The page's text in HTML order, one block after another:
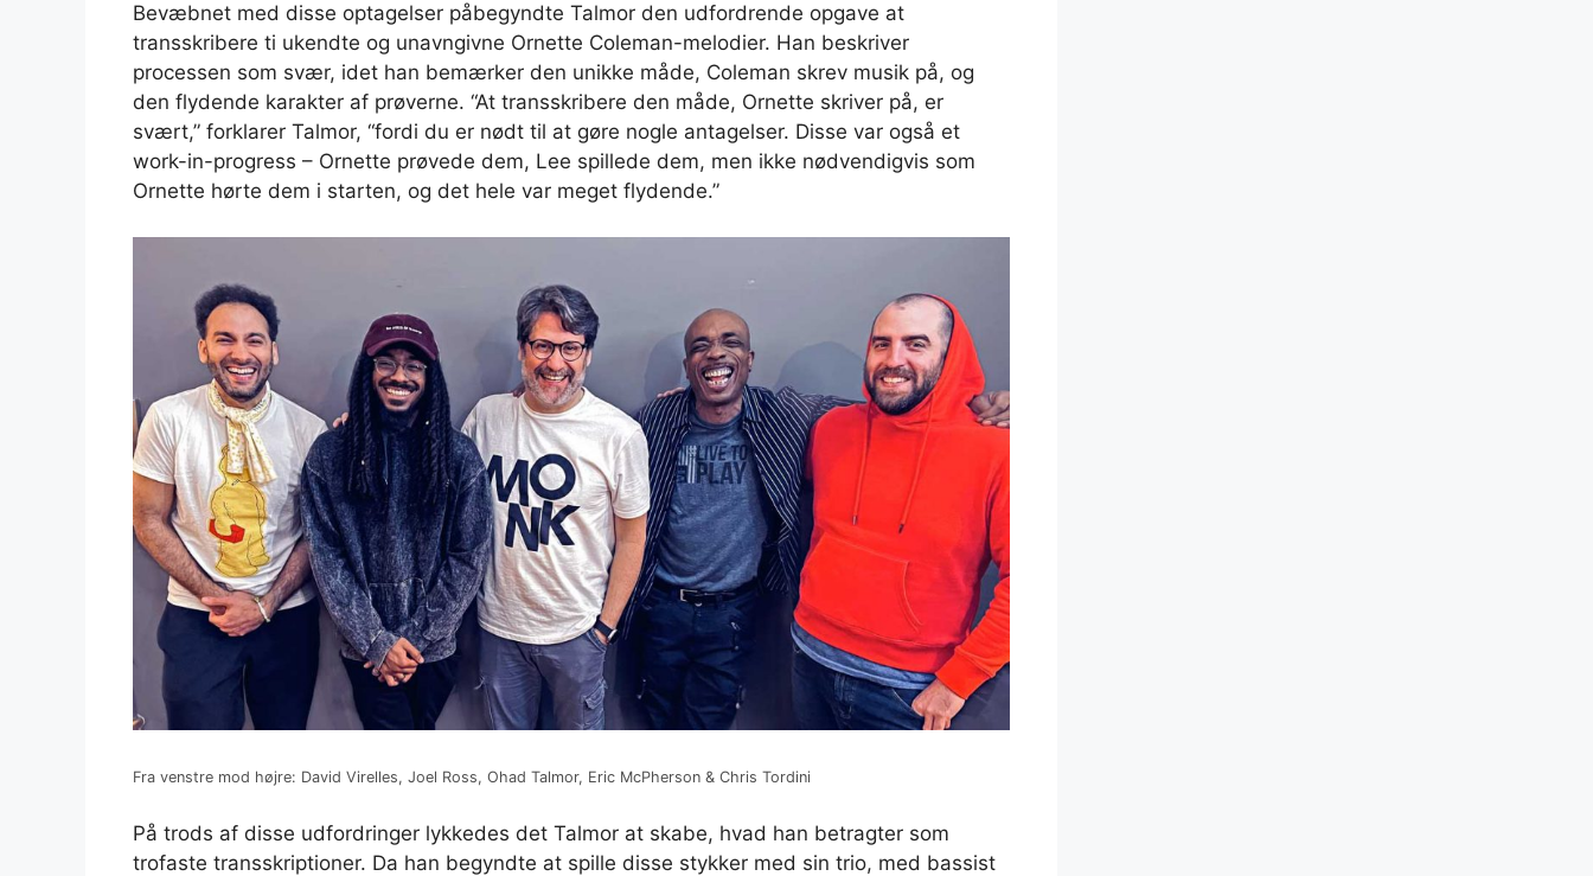
Bevæbnet med disse optagelser påbegyndte Talmor den udfordrende opgave at
transskribere ti ukendte og unavngivne Ornette Coleman-melodier. Han beskriver
processen som svær, idet han bemærker den unikke måde, Coleman skrev musik på, og
den flydende karakter af prøverne. “At transskribere den måde, Ornette skriver på, er
svært,” forklarer Talmor, “fordi du er nødt til at gøre nogle antagelser. Disse var også et
work-in-progress – Ornette prøvede dem, Lee spillede dem, men ikke nødvendigvis som
Ornette hørte dem i starten, og det hele var meget flydende.”
Fra venstre mod højre: David Virelles, Joel Ross, Ohad Talmor, Eric McPherson & Chris Tordini
På trods af disse udfordringer lykkedes det Talmor at skabe, hvad han betragter som
trofaste transskriptioner. Da han begyndte at spille disse stykker med sin trio, med bassist